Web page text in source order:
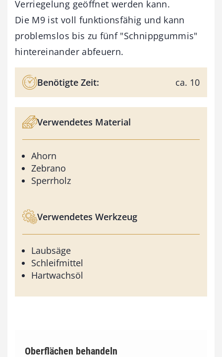
Verriegelung geöffnet werden kann.
Die M9 ist voll funktionsfähig und kann
problemslos bis zu fünf "Schnippgummis"
hintereinander abfeuern.
Benötigte Zeit: ca. 10
Verwendetes Material
Ahorn
Zebrano
Sperrholz
Verwendetes Werkzeug
Laubsäge
Schleifmittel
Hartwachsöl
Oberflächen behandeln